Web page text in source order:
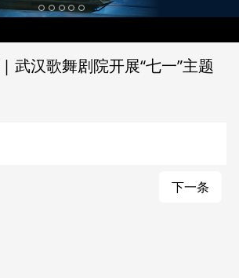
武汉歌舞剧院开展“七一”主题
下一条